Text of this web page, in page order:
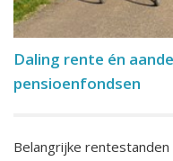
Daling rente én
pensioenfondsen
Belangrijke